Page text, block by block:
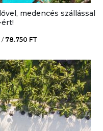
medencés szállással
/ 78.750 FT